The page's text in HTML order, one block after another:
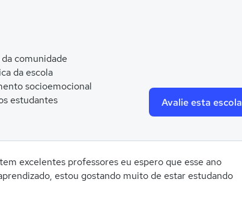
comunidade
da escola
socioemocional
estudantes Avalie esta escola
excelentes professores eu espero que esse ano
estou gostando muito de estar estudando